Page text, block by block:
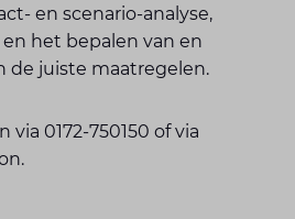
en scenario-analyse,
het bepalen van en
de juiste maatregelen.
0172-750150 of via